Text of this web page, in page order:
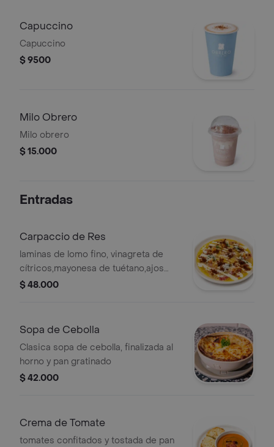
Capuccino
Capuccino
$ 9500
Milo Obrero
Milo obrero
$ 15.000
Entradas
Carpaccio de Res
laminas de lomo fino, vinagreta de
cítricos,mayonesa de tuétano,ajos
rostizados y parmesano
$ 48.000
Sopa de Cebolla
Clasica sopa de cebolla, finalizada al
horno y pan gratinado
$ 42.000
Crema de Tomate
tomates confitados y tostada de pan